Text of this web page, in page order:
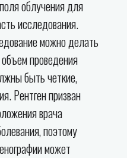
облучения для
исследования.
можно делать
проведения
быть четкие,
Рентген призван
врача
поэтому
может